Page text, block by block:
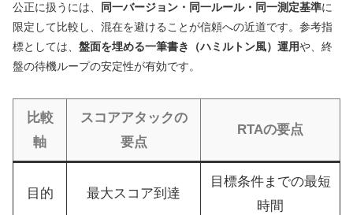
公正に扱うには、
同一バージョン・同一ルール・同一測定基準に
限定して比較し、混在を避けることが信頼への近道です。参考指
標としては、 盤面を埋める一筆書き（ハミルトン風）運用や、終
盤の待機ループの安定性が有効です。
比較
軸
スコアアタックの
要点
RTAの要点
目的 最大スコア到達
目標条件までの最短
時間